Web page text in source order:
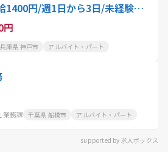
1400円/週1日から3日/未経験・
円
兵庫県 神戸市 アルバイト・パート
業務課 千葉県 船橋市 アルバイト・パート
supported by 求人ボックス